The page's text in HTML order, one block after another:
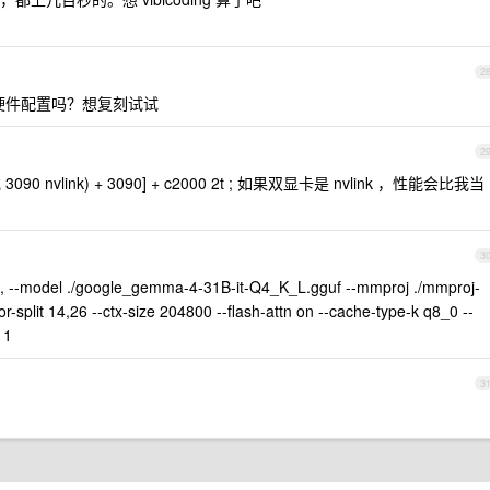
28
配置吗？想复刻试试
29
nvlink) + 3090] + c2000 2t ; 如果双显卡是 nvlink ，性能会比我当
30
model ./google_gemma-4-31B-it-Q4_K_L.gguf --mmproj ./mmproj-
split 14,26 --ctx-size 204800 --flash-attn on --cache-type-k q8_0 --
31